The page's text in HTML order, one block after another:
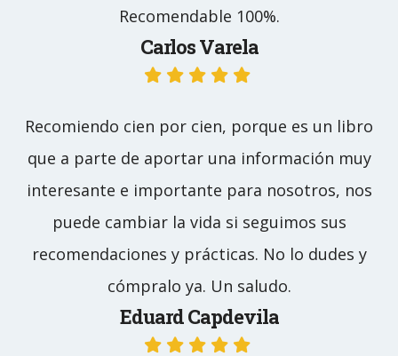
Recomendable 100%.
Carlos Varela
Recomiendo cien por cien, porque es un libro
que a parte de aportar una información muy
interesante e importante para nosotros, nos
puede cambiar la vida si seguimos sus
recomendaciones y prácticas. No lo dudes y
cómpralo ya. Un saludo.
Eduard Capdevila